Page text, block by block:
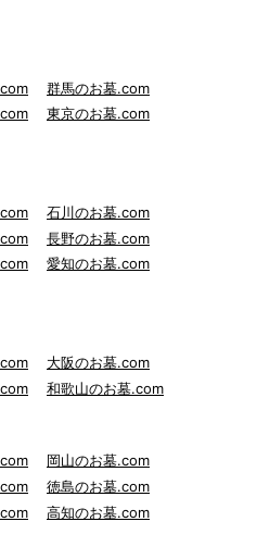
群馬のお墓.com
東京のお墓.com
石川のお墓.com
長野のお墓.com
愛知のお墓.com
大阪のお墓.com
和歌山のお墓.com
岡山のお墓.com
徳島のお墓.com
高知のお墓.com